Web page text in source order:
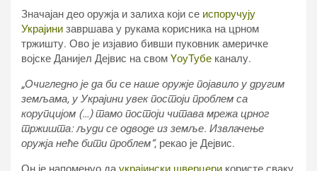
Значајан део оружја и залиха који се испоручују
Украјини завршава у рукама корисника на црном
тржишту. Ово је изјавио бивши пуковник америчке
војске Данијел Дејвис на свом YоуТубе каналу.
„Очигледно је да би се наше оружје појавило у другим
земљама, у Украјини увек постоји проблем са
корупцијом (…) тамо постоји читава мрежа црног
тржишта: људи се одводе из земље. Извлачење
оружја неће бити проблем“, рекао је Дејвис.